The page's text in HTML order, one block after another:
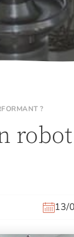
?
13/